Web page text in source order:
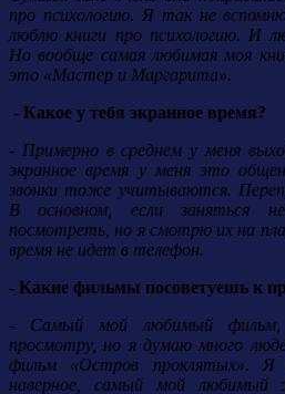
про психологию. Я так не
люблю книги про психологию. И
Но вообще самая любимая моя
это «Мастер и Маргарита».
- Какое у тебя экранное время?
- Примерно в среднем у меня
экранное время у меня это
звонки тоже учитываются.
В основном, если заняться
посмотреть, но я смотрю их на
время не идет в телефон.
- Какие фильмы посоветуешь к
- Самый мой любимый фильм,
просмотру, но я думаю много
фильм «Остров проклятых». Я
наверное, самый мой